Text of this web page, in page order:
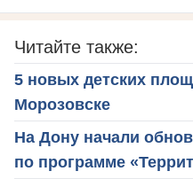
Читайте также:
5 новых детских
Морозовске
На Дону начали
по программе